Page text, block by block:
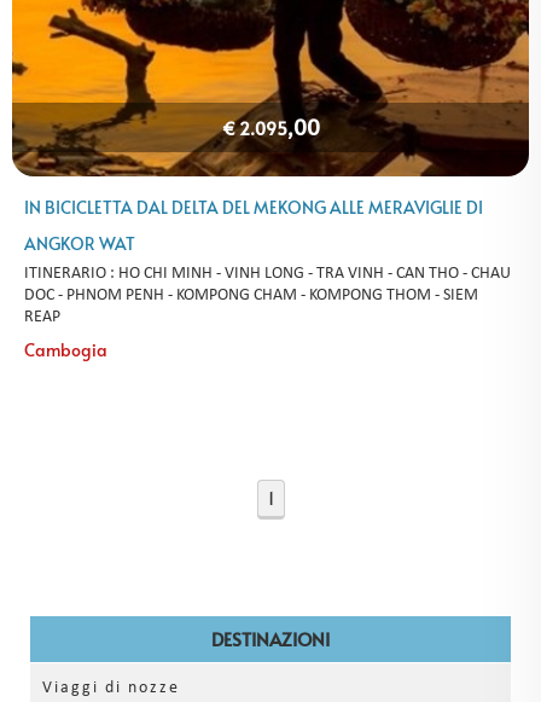
€ 2.095,00
IN BICICLETTA DAL DELTA DEL MEKONG ALLE MERAVIGLIE DI
ANGKOR WAT
ITINERARIO : HO CHI MINH - VINH LONG - TRA VINH - CAN THO - CHAU
DOC - PHNOM PENH - KOMPONG CHAM - KOMPONG THOM - SIEM
REAP
Cambogia
1
DESTINAZIONI
Viaggi di nozze